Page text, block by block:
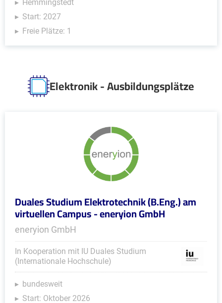
Hemmingstedt
Start: 2027
Freie Plätze: 1
Elektronik - Ausbildungsplätze
Duales Studium Elektrotechnik (B.Eng.) am
virtuellen Campus - eneryion GmbH
eneryion GmbH
In Kooperation mit IU Duales Studium
(Internationale Hochschule)
bundesweit
Start: Oktober 2026